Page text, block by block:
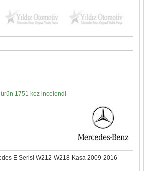
ürün 1751 kez incelendi
E Serisi W212-W218 Kasa 2009-2016